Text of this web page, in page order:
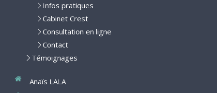
Infos pratiques
Cabinet Crest
Consultation en ligne
Contact
Témoignages
Anaïs LALA